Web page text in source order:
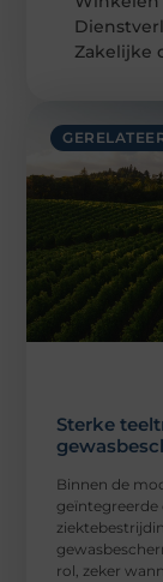
Sterke
Binnen de
geïntegreerde
rol, zeker
Zakelijke